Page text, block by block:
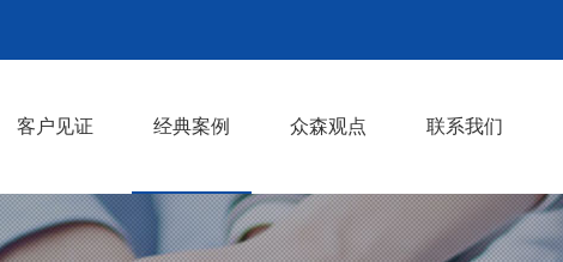
客户见证 经典案例 众森观点 联系我们